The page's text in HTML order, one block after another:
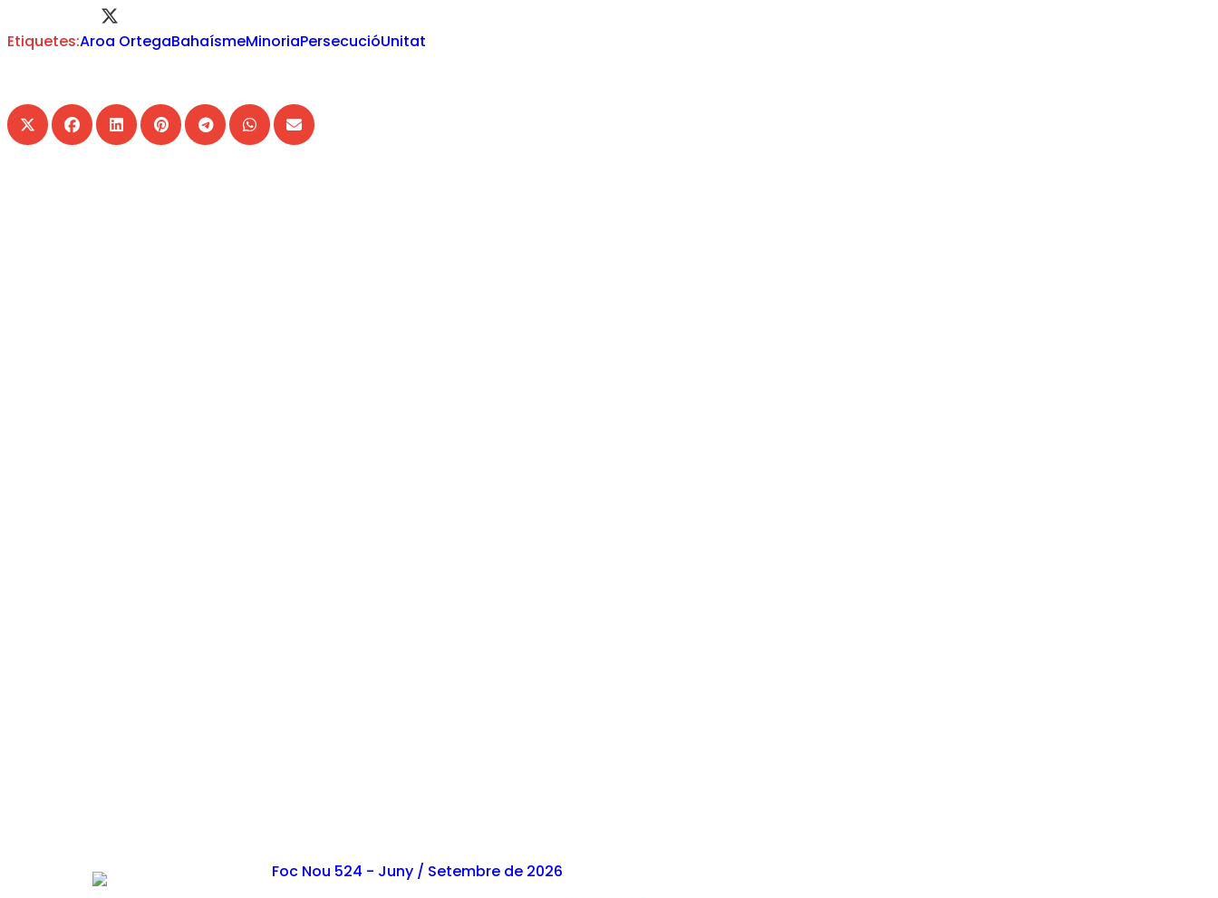
Etiquetes:Aroa OrtegaBahaísmeMinoriaPersecucióUnitat